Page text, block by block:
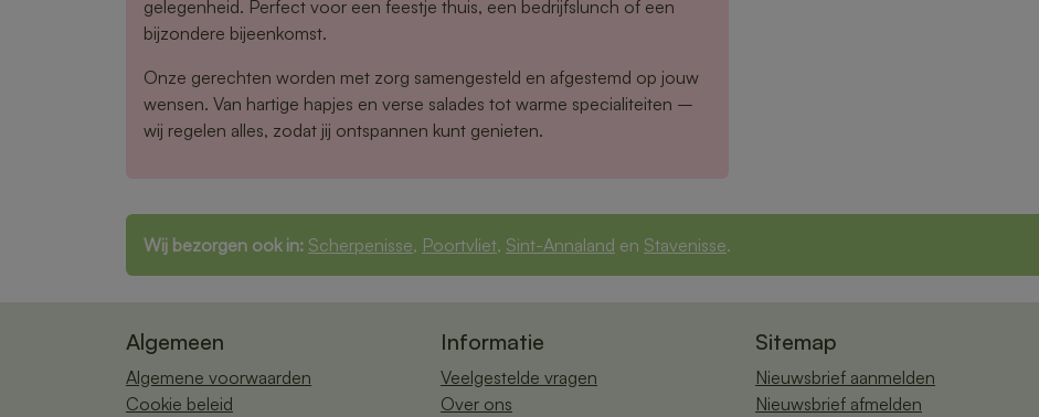
gelegenheid. Perfect voor een feestje thuis, een bedrijfslunch of een
bijzondere bijeenkomst.
Onze gerechten worden met zorg samengesteld en afgestemd op jouw
wensen. Van hartige hapjes en verse salades tot warme specialiteiten –
wij regelen alles, zodat jij ontspannen kunt genieten.
Wij bezorgen ook in: Scherpenisse, Poortvliet, Sint-Annaland en Stavenisse.
Algemeen
Algemene voorwaarden
Cookie beleid
Informatie
Veelgestelde vragen
Over ons
Sitemap
Nieuwsbrief aanmelden
Nieuwsbrief afmelden